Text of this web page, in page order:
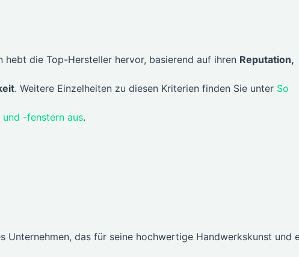
hebt die Top-Hersteller hervor, basierend auf ihren Reputation,
. Weitere Einzelheiten zu diesen Kriterien finden Sie unter So
-fenstern aus.
Unternehmen, das für seine hochwertige Handwerkskunst und